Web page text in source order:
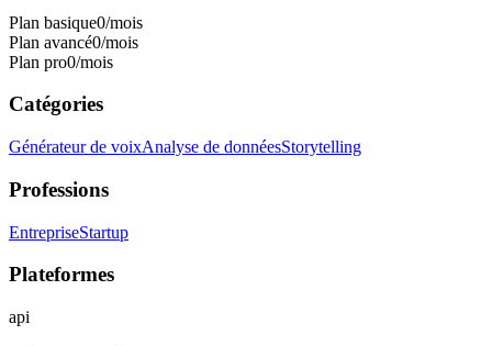
Plan basique0/mois
Plan avancé0/mois
Plan pro0/mois
Catégories
Générateur de voixAnalyse de donnéesStorytelling
Professions
EntrepriseStartup
Plateformes
api